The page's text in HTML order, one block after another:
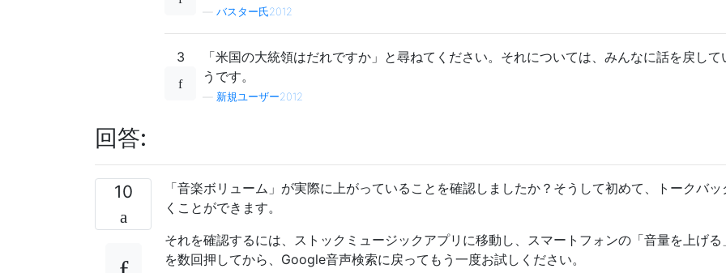
バスター氏2012
3
「米国の大統領はだれですか」と尋ねてください。それについては、みんなに話を戻して
うです。
新規ユーザー2012
回答:
10
「音楽ボリューム」が実際に上がっていることを確認しましたか？そうして初めて、トークバッ
くことができます。
それを確認するには、ストックミュージックアプリに移動し、スマートフォンの「音量を上げる
を数回押してから、Google音声検索に戻ってもう一度お試しください。